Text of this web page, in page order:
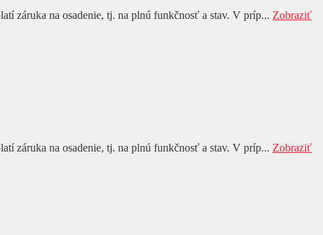
záruka na osadenie, tj. na plnú funkčnosť a stav. V príp... Zobraziť
záruka na osadenie, tj. na plnú funkčnosť a stav. V príp... Zobraziť